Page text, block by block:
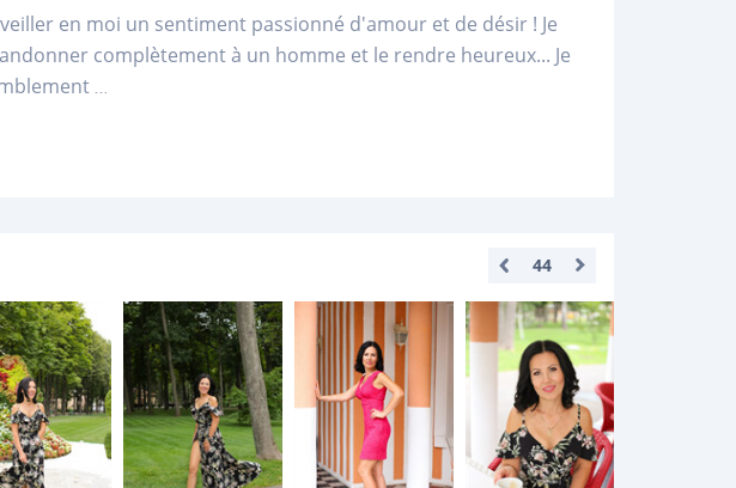
en moi un sentiment passionné d'amour et de désir ! Je
complètement à un homme et le rendre heureux... Je
...
44